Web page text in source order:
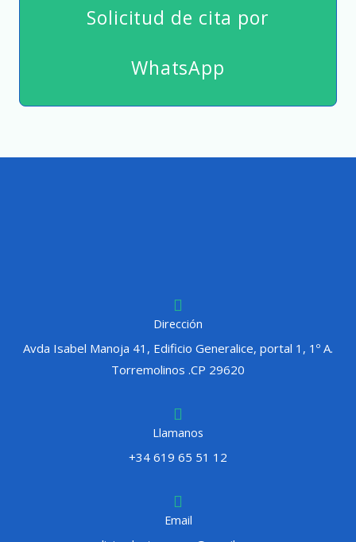
Solicitud de cita por
WhatsApp
Dirección
Avda Isabel Manoja 41, Edificio Generalice, portal 1, 1º A.
Torremolinos .CP 29620
Llamanos
+34 619 65 51 12
Email